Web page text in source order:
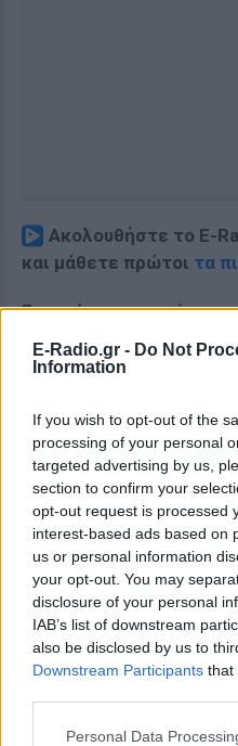
E-Radio.gr - Do Not
Information
If you wish to opt-out of the
processing of your personal
targeted advertising by us,
section to confirm your
opt-out request is processed
interest-based ads based on
us or personal information
your opt-out. You may
disclosure of your personal
IAB’s list of downstream
also be disclosed by us to
Downstream Participants that
Personal Data
Ακολουθήστε το E-
και μάθετε πρώτοι τα
Για ακόμη περισσότερα
ειδήσεων
του E-Daily.gr